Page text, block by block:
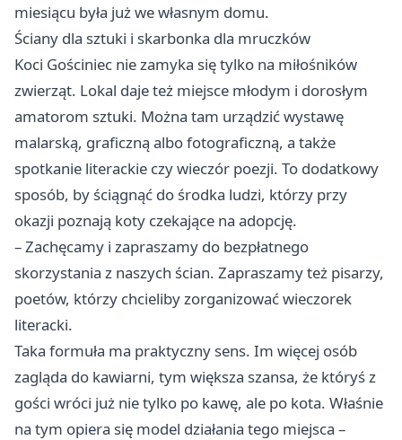
miesiącu była już we własnym domu.
Ściany dla sztuki i skarbonka dla mruczków
Koci Gościniec nie zamyka się tylko na miłośników
zwierząt. Lokal daje też miejsce młodym i dorosłym
amatorom sztuki. Można tam urządzić wystawę
malarską, graficzną albo fotograficzną, a także
spotkanie literackie czy wieczór poezji. To dodatkowy
sposób, by ściągnąć do środka ludzi, którzy przy
okazji poznają koty czekające na adopcję.
– Zachęcamy i zapraszamy do bezpłatnego
skorzystania z naszych ścian. Zapraszamy też pisarzy,
poetów, którzy chcieliby zorganizować wieczorek
literacki.
Taka formuła ma praktyczny sens. Im więcej osób
zagląda do kawiarni, tym większa szansa, że któryś z
gości wróci już nie tylko po kawę, ale po kota. Właśnie
na tym opiera się model działania tego miejsca –